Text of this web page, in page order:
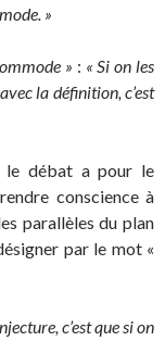
»
» : « Si on les
la définition, c’est
le débat a pour le
conscience à
parallèles du plan
par le mot «
c’est que si on